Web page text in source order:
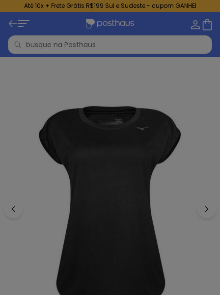
Até 10x + Frete Grátis R$199 Sul e Sudeste - cupom GANHEI